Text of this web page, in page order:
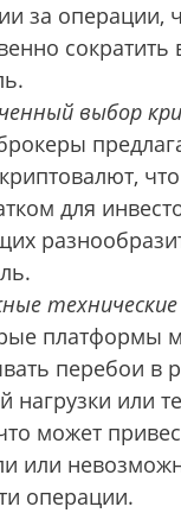
за операции,
сократить
выбор
для
платформы
перебои в
нагрузки или
может
или
операции.